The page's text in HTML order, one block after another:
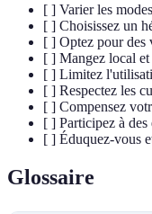
[ ] Varier les
[ ] Choisissez un
[ ] Optez pour des
[ ] Mangez local et
[ ] Limitez
[ ] Respectez les
[ ] Compensez
[ ] Participez à des
[ ] Éduquez-vous
Glossaire